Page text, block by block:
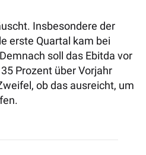
Insbesondere der
erste Quartal kam bei
soll das Ebitda vor
Prozent über Vorjahr
ob das ausreicht, um